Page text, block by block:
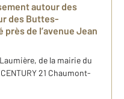
autour des
des Buttes-
de l’avenue Jean
de la mairie du
21 Chaumont-